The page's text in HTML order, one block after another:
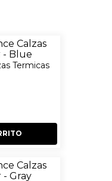
Termicas